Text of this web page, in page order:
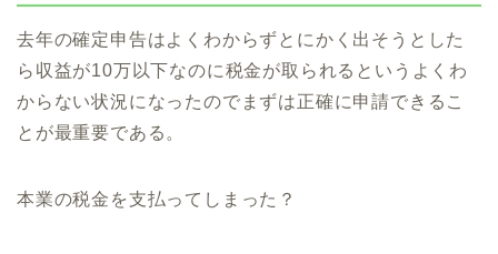
去年の確定申告はよくわからずとにかく出そうとした
ら収益が10万以下なのに税金が取られるというよくわ
からない状況になったのでまずは正確に申請できるこ
とが最重要である。
本業の税金を支払ってしまった？